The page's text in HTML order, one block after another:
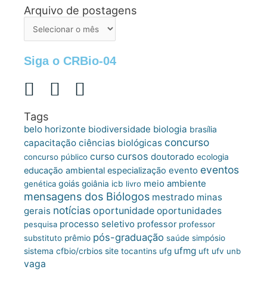
Arquivo de postagens
Arquivo
Siga o CRBio-04
Tags
belo horizonte biodiversidade biologia brasília
capacitação ciências biológicas concurso
concurso público curso cursos doutorado ecologia
educação ambiental especialização evento eventos
genética goiás goiânia icb livro meio ambiente
mensagens dos Biólogos mestrado minas
gerais notícias oportunidade oportunidades
pesquisa processo seletivo professor professor
substituto prêmio pós-graduação saúde simpósio
sistema cfbio/crbios site tocantins ufg ufmg uft ufv unb
vaga